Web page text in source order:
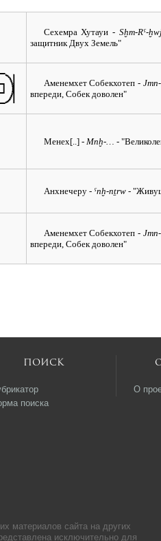
Сехемра Хутауи - Sḫm-Rˁ-
защитник Двух Земель"
Аменемхет Собекхотеп -
впереди, Собек доволен"
Менех[..]- Mnḫ-… -
Анхнечеру- ˁnḫ-nṯrw -
Аменемхет Собекхотеп -
впереди, Собек доволен"
Поиск
поиска
О
материалов сайта на других
исключительно для